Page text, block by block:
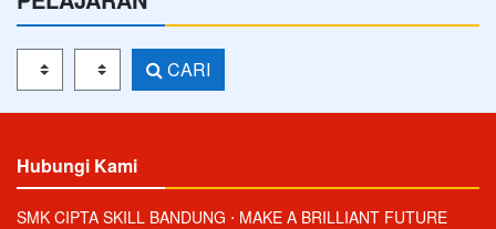
Tahun Pelajaran
Kelas CARI
Hubungi Kami
SMK CIPTA SKILL BANDUNG ⋅ MAKE A BRILLIANT FUTURE